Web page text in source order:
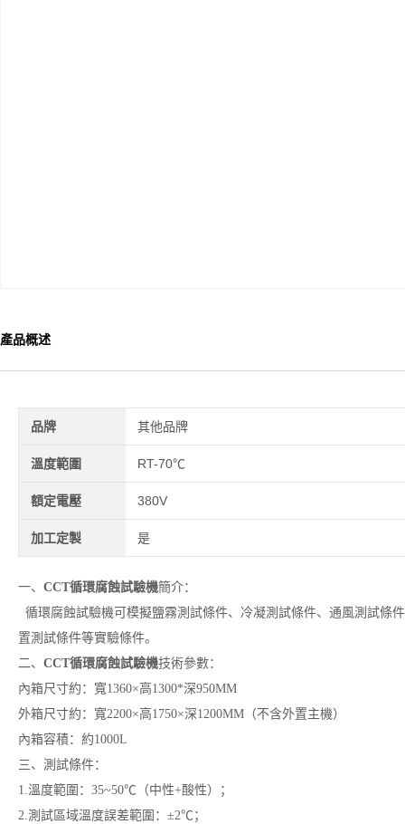
產品概述
品牌 其他品牌
溫度範圍 RT-70℃
額定電壓 380V
加工定製 是
一、 CCT循環腐蝕試驗機簡介：
循環腐蝕試驗機可模擬鹽霧測試條件、冷凝測試條件、通風測試條
置測試條件等實驗條件。
二、 CCT循環腐蝕試驗機技術參數：
內箱尺寸約：寬1360×高1300*深950MM
外箱尺寸約：寬2200×高1750×深1200MM（不含外置主機）
內箱容積：約1000L
三、測試條件：
1.溫度範圍：35~50℃（中性+酸性）；
2.測試區域溫度誤差範圍：±2℃；